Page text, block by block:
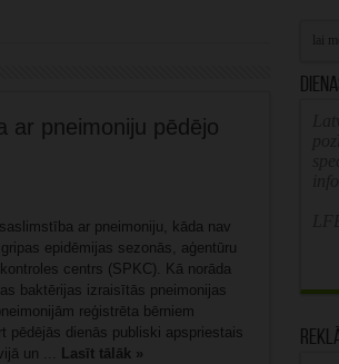
ar pneimoniju pēdējo
ar pneimoniju, kāda nav
epidēmijas sezonās, aģentūru
centrs (SPKC). Kā norāda
baktērijas izraisītās pneimonijas
reģistrēta bērniem
pēdējās dienās publiski apspriestais
un ... Lasīt tālāk »